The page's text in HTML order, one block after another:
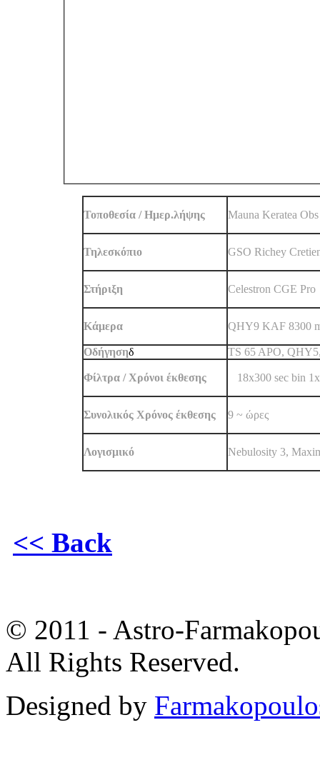
Τοποθεσία / Ημερ.λήψης Mauna Keratea
Τηλεσκόπιο GSO Richey
Στήριξη Celestron CGE Pro
Κάμερα QHY9 KAF 8300
Oδήγησηδ ΤS 65 APO,
Φίλτρα / Χρόνοι έκθεσης 18x300 sec bin 1x
Συνολικός Χρόνος έκθεσης 9 ~ ώρες
Λογισμικό Nebulosity 3,
<< Back
© 2011 - Astro-
All Rights Reserved.
Designed by